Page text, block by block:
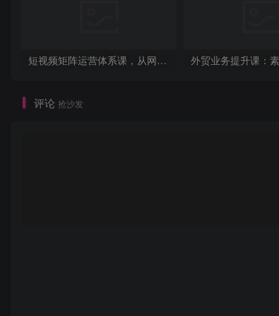
短视频矩阵运营体系课，从网感培养、素材生产力提升到原创成本控制，快速放大商业结果
评论 抢沙发